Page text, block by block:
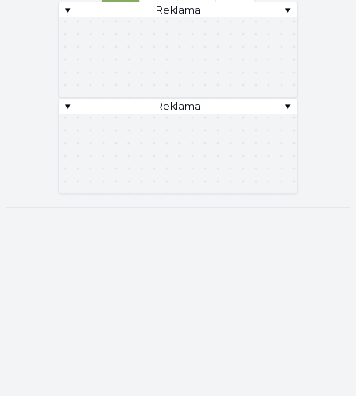
▾ Reklama ▾
▾ Reklama ▾